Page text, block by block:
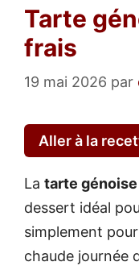
Tarte
frais
19 mai 2026 par
Aller à la
La tarte
dessert idéal
simplement
chaude journée